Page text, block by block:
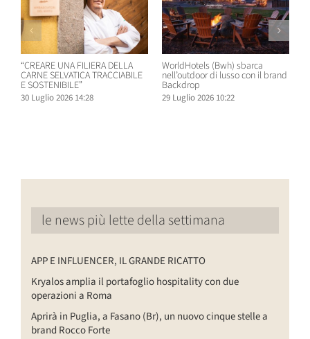
“CREARE UNA FILIERA DELLA
CARNE SELVATICA TRACCIABILE
E SOSTENIBILE”
30 Luglio 2026 14:28
WorldHotels (Bwh) sbarca
nell’outdoor di lusso con il brand
Backdrop
29 Luglio 2026 10:22
le news più lette della settimana
APP E INFLUENCER, IL GRANDE RICATTO
Kryalos amplia il portafoglio hospitality con due
operazioni a Roma
Aprirà in Puglia, a Fasano (Br), un nuovo cinque stelle a
brand Rocco Forte